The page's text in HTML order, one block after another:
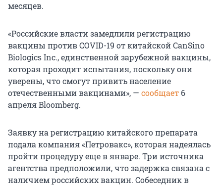
месяцев.
«Российские власти замедлили регистрацию
вакцины против COVID-19 от китайской CanSino
Biologics Inc., единственной зарубежной вакцины,
которая проходит испытания, поскольку они
уверены, что смогут привить население
отечественными вакцинами», — сообщает 6
апреля Bloomberg.
Заявку на регистрацию китайского препарата
подала компания «Петровакс», которая надеялась
пройти процедуру еще в январе. Три источника
агентства предположили, что задержка связана с
наличием российских вакцин. Собеседник в